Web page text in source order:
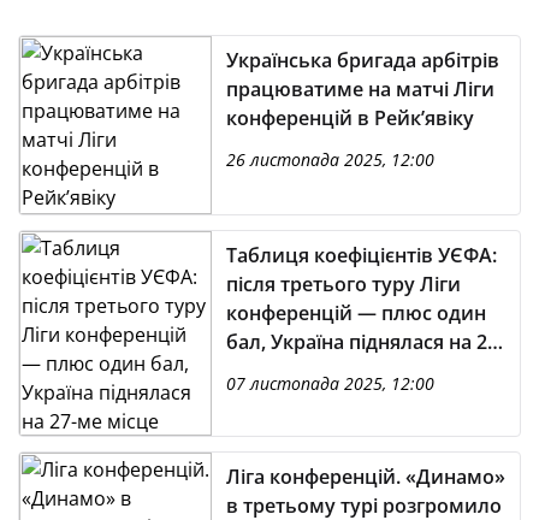
Українська бригада арбітрів
працюватиме на матчі Ліги
конференцій в Рейк’явіку
26 листопада 2025, 12:00
Таблиця коефіцієнтів УЄФА:
після третього туру Ліги
конференцій — плюс один
бал, Україна піднялася на 27-
07 листопада 2025, 12:00
Ліга конференцій. «Динамо»
в третьому турі розгромило